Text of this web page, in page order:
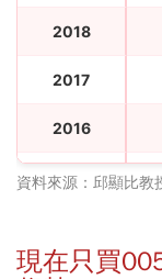
2018
2017
2016
2015
2013
資料來源：邱顯比
現在只買